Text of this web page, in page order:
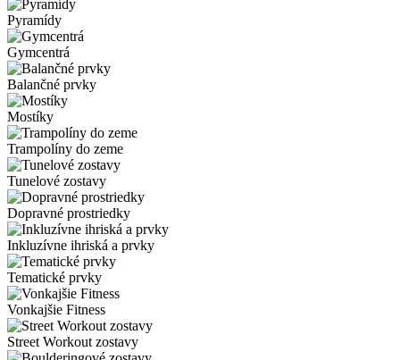
Pyramídy
Gymcentrá
Balančné prvky
Mostíky
Trampolíny do zeme
Tunelové zostavy
Dopravné prostriedky
Inkluzívne ihriská a prvky
Tematické prvky
Vonkajšie Fitness
Street Workout zostavy